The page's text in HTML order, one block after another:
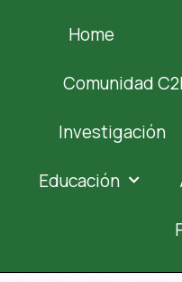
Home
Comunidad
Investigación
Educación